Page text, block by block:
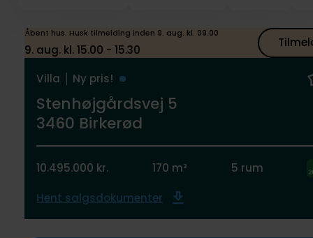
Åbent hus. Husk tilmelding inden 9. aug. kl. 09.00
9. aug. kl. 15.00 - 15.30
Villa Ny pris!
Stenhøjgårdsvej 5
3460 Birkerød
10.495.000 kr. 170 m² 5 rum
Hent salgsdokumenter